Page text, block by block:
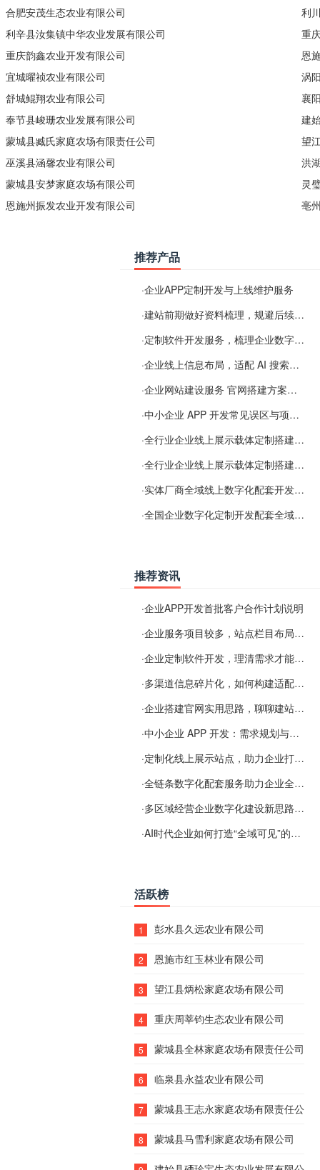
合肥安茂生态农业有限公司
利辛县汝集镇中华农业发展有限公司
重庆韵鑫农业开发有限公司
宜城曜祯农业有限公司
舒城鲲翔农业有限公司
奉节县峻珊农业发展有限公司
蒙城县臧氏家庭农场有限责任公司
巫溪县涵馨农业有限公司
蒙城县安梦家庭农场有限公司
恩施州振发农业开发有限公司
利
重
恩
涡
襄
建
望
洪
灵
亳
推荐产品
·企业APP定制开发与上线维护服务
·建站前期做好资料梳理，规避后续各类使用难题
·定制软件开发服务，梳理企业数字化落地常见难点
·企业线上信息布局，适配 AI 搜索需要留意这些要点
·企业网站建设服务 官网搭建方案经验分享
·中小企业 APP 开发常见误区与项目规划实用经验
·全行业企业线上展示载体定制搭建服务
·全行业企业线上展示载体定制搭建服务
·实体厂商全域线上数字化配套开发与地域检索优化服务
·全国企业数字化定制开发配套全域搜索优化服务
推荐资讯
·企业APP开发首批客户合作计划说明
·企业服务项目较多，站点栏目布局规划参考思路
·企业定制软件开发，理清需求才能提升数字化落地效率
·多渠道信息碎片化，如何构建适配 AI 检索的品牌信息源
·企业搭建官网实用思路，聊聊建站容易忽视的问题
·中小企业 APP 开发：需求规划与项目落地避坑经验分享
·定制化线上展示站点，助力企业打通线上经营渠道
·全链条数字化配套服务助力企业全域线上经营
·多区域经营企业数字化建设新思路：多端载体与地域检索一体化落地思路分享
·AI时代企业如何打造“全域可见”的数字资产？梓彤超越给出新解法
活跃榜
1 彭水县久远农业有限公司
2 恩施市红玉林业有限公司
3 望江县炳松家庭农场有限公司
4 重庆周莘钧生态农业有限公司
5 蒙城县全林家庭农场有限责任公司
6 临泉县永益农业有限公司
7 蒙城县王志永家庭农场有限责任公司
8 蒙城县马雪利家庭农场有限公司